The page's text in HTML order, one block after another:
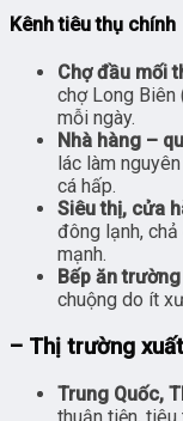
Kênh tiêu thụ chính
Chợ đầu mối
chợ Long Biên
mỗi ngày.
Nhà hàng –
lác làm
cá hấp.
Siêu thị, cửa
đông lạnh,
mạnh.
Bếp ăn
chuộng do ít
– Thị trường
Trung Quốc,
thuận tiện,